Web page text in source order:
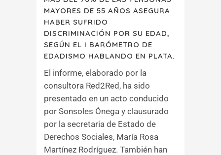
MAYORES DE 55 AÑOS ASEGURA
HABER SUFRIDO
DISCRIMINACIÓN POR SU EDAD,
SEGÚN EL I BARÓMETRO DE
EDADISMO HABLANDO EN PLATA.
El informe, elaborado por la
consultora Red2Red, ha sido
presentado en un acto conducido
por Sonsoles Ónega y clausurado
por la secretaria de Estado de
Derechos Sociales, María Rosa
Martínez Rodríguez. También han